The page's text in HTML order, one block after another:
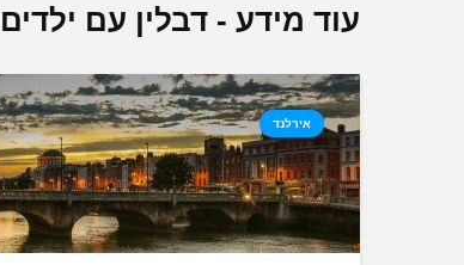
עוד מידע - דבלין עם ילדים
אירלנד